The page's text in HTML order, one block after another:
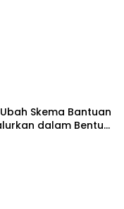
Skema Bantuan
dalam Bentuk